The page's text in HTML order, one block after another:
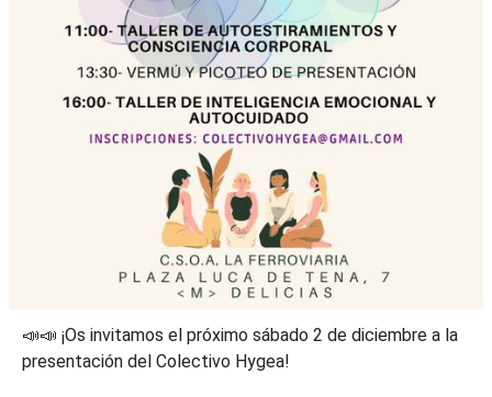
📣📣 ¡Os invitamos el próximo sábado 2 de diciembre a la
presentación del Colectivo Hygea!